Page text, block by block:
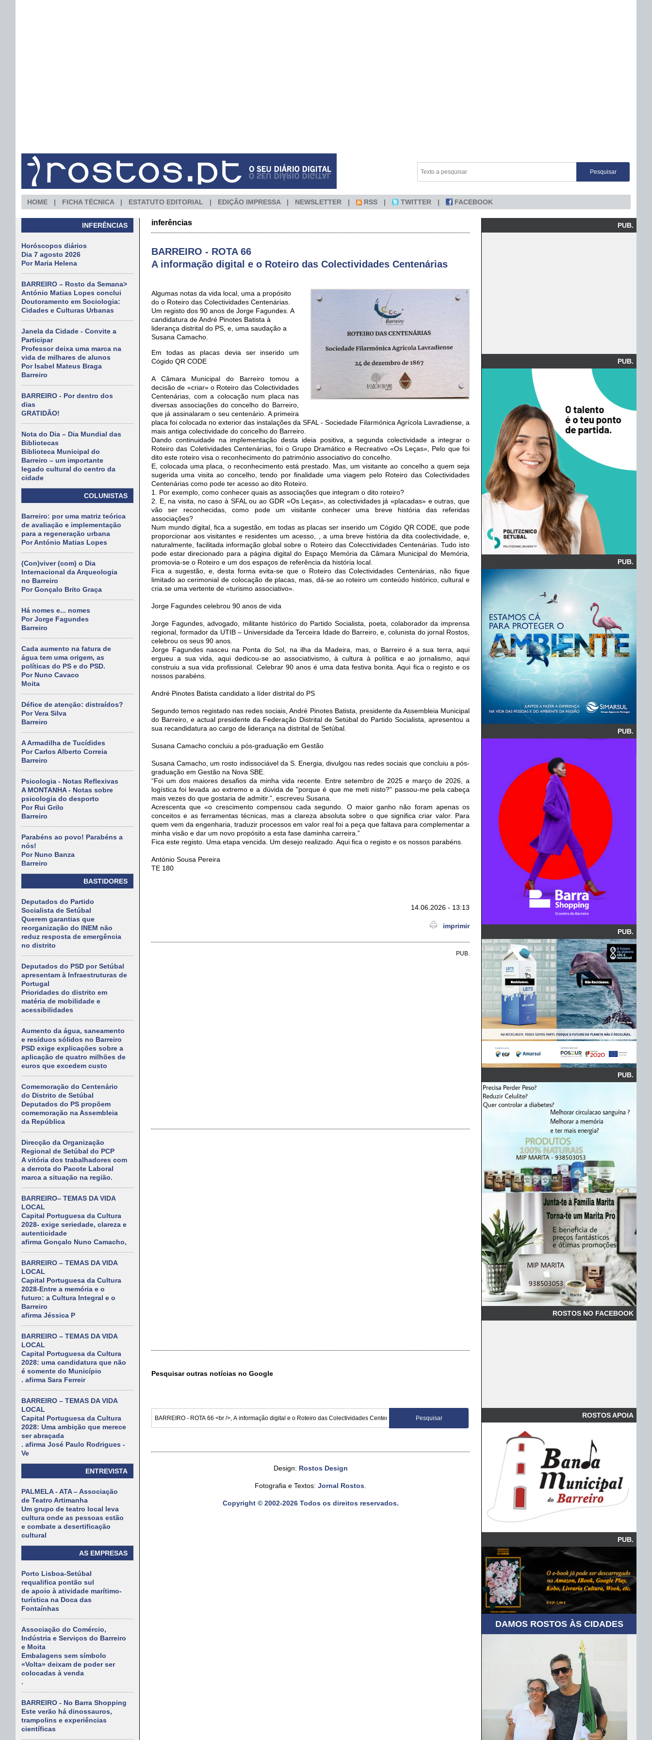
HOME FICHA TÉCNICA ESTATUTO EDITORIAL EDIÇÃO IMPRESSA NEWSLETTER RSS TWITTER FACEBOOK
INFERÊNCIAS
Horóscopos diários
Dia 7 agosto 2026
Por Maria Helena
BARREIRO – Rosto da Semana>
António Matias Lopes conclui
Doutoramento em Sociologia:
Cidades e Culturas Urbanas
Janela da Cidade - Convite a
Participar
Professor deixa uma marca na
vida de milhares de alunos
Por Isabel Mateus Braga
Barreiro
BARREIRO - Por dentro dos
dias
GRATIDÃO!
Nota do Dia – Dia Mundial das
Bibliotecas
Biblioteca Municipal do
Barreiro – um importante
legado cultural do centro da
cidade
COLUNISTAS
Barreiro: por uma matriz teórica
de avaliação e implementação
para a regeneração urbana
Por António Matias Lopes
(Con)viver (com) o Dia
Internacional da Arqueologia
no Barreiro
Por Gonçalo Brito Graça
Há nomes e... nomes
Por Jorge Fagundes
Barreiro
Cada aumento na fatura de
água tem uma origem, as
políticas do PS e do PSD.
Por Nuno Cavaco
Moita
Défice de atenção: distraídos?
Por Vera Silva
Barreiro
A Armadilha de Tucídides
Por Carlos Alberto Correia
Barreiro
Psicologia - Notas Reflexivas
A MONTANHA - Notas sobre
psicologia do desporto
Por Rui Grilo
Barreiro
Parabéns ao povo! Parabéns a
nós!
Por Nuno Banza
Barreiro
BASTIDORES
Deputados do Partido
Socialista de Setúbal
Querem garantias que
reorganização do INEM não
reduz resposta de emergência
no distrito
Deputados do PSD por Setúbal
apresentam à Infraestruturas de
Portugal
Prioridades do distrito em
matéria de mobilidade e
acessibilidades
Aumento da água, saneamento
e resíduos sólidos no Barreiro
PSD exige explicações sobre a
aplicação de quatro milhões de
euros que excedem custo
Comemoração do Centenário
do Distrito de Setúbal
Deputados do PS propõem
comemoração na Assembleia
da República
Direcção da Organização
Regional de Setúbal do PCP
A vitória dos trabalhadores com
a derrota do Pacote Laboral
marca a situação na região.
BARREIRO– TEMAS DA VIDA
LOCAL
Capital Portuguesa da Cultura
2028- exige seriedade, clareza e
autenticidade
afirma Gonçalo Nuno Camacho,
BARREIRO – TEMAS DA VIDA
LOCAL
Capital Portuguesa da Cultura
2028-Entre a memória e o
futuro: a Cultura Integral e o
Barreiro
afirma Jéssica P
BARREIRO – TEMAS DA VIDA
LOCAL
Capital Portuguesa da Cultura
2028: uma candidatura que não
é somente do Município
. afirma Sara Ferreir
BARREIRO – TEMAS DA VIDA
LOCAL
Capital Portuguesa da Cultura
2028: Uma ambição que merece
ser abraçada
. afirma José Paulo Rodrigues -
Ve
ENTREVISTA
PALMELA - ATA – Associação
de Teatro Artimanha
Um grupo de teatro local leva
cultura onde as pessoas estão
e combate a desertificação
cultural
AS EMPRESAS
Porto Lisboa-Setúbal
requalifica pontão sul
de apoio à atividade marítimo-
turística na Doca das
Fontaínhas
Associação do Comércio,
Indústria e Serviços do Barreiro
e Moita
Embalagens sem símbolo
«Volta» deixam de poder ser
colocadas à venda
.
BARREIRO - No Barra Shopping
Este verão há dinossauros,
trampolins e experiências
científicas
inferências
BARREIRO - ROTA 66
A informação digital e o Roteiro das Colectividades Centenárias
Algumas notas da vida local, uma a propósito
do o Roteiro das Colectividades Centenárias.
Um registo dos 90 anos de Jorge Fagundes. A
candidatura de André Pinotes Batista à
liderança distrital do PS, e, uma saudação a
Susana Camacho.
Em todas as placas devia ser inserido um
Cógido QR CODE
A Câmara Municipal do Barreiro tomou a
decisão de «criar» o Roteiro das Colectividades
Centenárias, com a colocação num placa nas
diversas associações do concelho do Barreiro,
que já assinalaram o seu centenário. A primeira
placa foi colocada no exterior das instalações da SFAL - Sociedade Filarmónica Agrícola Lavradiense, a
mais antiga colectividade do concelho do Barreiro.
Dando continuidade na implementação desta ideia positiva, a segunda colectividade a integrar o
Roteiro das Coletividades Centenárias, foi o Grupo Dramático e Recreativo «Os Leças», Pelo que foi
dito este roteiro visa o reconhecimento do património associativo do concelho.
E, colocada uma placa, o reconhecimento está prestado. Mas, um visitante ao concelho a quem seja
sugerida uma visita ao concelho, tendo por finalidade uma viagem pelo Roteiro das Colectividades
Centenárias como pode ter acesso ao dito Roteiro.
1. Por exemplo, como conhecer quais as associações que integram o dito roteiro?
2. E, na visita, no caso à SFAL ou ao GDR «Os Leças», as colectividades já «placadas» e outras, que
vão ser reconhecidas, como pode um visitante conhecer uma breve história das referidas
associações?
Num mundo digital, fica a sugestão, em todas as placas ser inserido um Cógido QR CODE, que pode
proporcionar aos visitantes e residentes um acesso, , a uma breve história da dita coolectividade, e,
naturalmente, facilitada informação global sobre o Roteiro das Colecctividades Centenárias. Tudo isto
pode estar direcionado para a página digital do Espaço Memória da Câmara Municipal do Memória,
promovia-se o Roteiro e um dos espaços de referência da história local.
Fica a sugestão, e, desta forma evita-se que o Roteiro das Colectividades Centenárias, não fique
limitado ao cerimonial de colocação de placas, mas, dá-se ao roteiro um conteúdo histórico, cultural e
cria.se uma vertente de «turismo associativo».
Jorge Fagundes celebrou 90 anos de vida
Jorge Fagundes, advogado, militante histórico do Partido Socialista, poeta, colaborador da imprensa
regional, formador da UTIB – Universidade da Terceira Idade do Barreiro, e, colunista do jornal Rostos,
celebrou os seus 90 anos.
Jorge Fagundes nasceu na Ponta do Sol, na ilha da Madeira, mas, o Barreiro é a sua terra, aqui
ergueu a sua vida, aqui dedicou-se ao associativismo, à cultura à política e ao jornalismo, aqui
construiu a sua vida profissional. Celebrar 90 anos é uma data festiva bonita. Aqui fica o registo e os
nossos parabéns.
André Pinotes Batista candidato a líder distrital do PS
Segundo temos registado nas redes sociais, André Pinotes Batista, presidente da Assembleia Municipal
do Barreiro, e actual presidente da Federação Distrital de Setúbal do Partido Socialista, apresentou a
sua recandidatura ao cargo de liderança na distrital de Setúbal.
Susana Camacho concluiu a pós-graduação em Gestão
Susana Camacho, um rosto indissociável da S. Energia, divulgou nas redes sociais que concluiu a pós-
graduação em Gestão na Nova SBE.
“Foi um dos maiores desafios da minha vida recente. Entre setembro de 2025 e março de 2026, a
logística foi levada ao extremo e a dúvida de "porque é que me meti nisto?" passou-me pela cabeça
mais vezes do que gostaria de admitir.”, escreveu Susana.
Acrescenta que «o crescimento compensou cada segundo. O maior ganho não foram apenas os
conceitos e as ferramentas técnicas, mas a clareza absoluta sobre o que significa criar valor. Para
quem vem da engenharia, traduzir processos em valor real foi a peça que faltava para complementar a
minha visão e dar um novo propósito a esta fase daminha carreira.”
Fica este registo. Uma etapa vencida. Um desejo realizado. Aqui fica o registo e os nossos parabéns.
António Sousa Pereira
TE 180
14.06.2026 - 13:13
imprimir
PUB.
Pesquisar outras notícias no Google
Design: Rostos Design
Fotografia e Textos: Jornal Rostos
Copyright © 2002-2026 Todos os direitos reservados.
PUB.
PUB.
PUB.
PUB.
PUB.
PUB.
ROSTOS NO FACEBOOK
ROSTOS APOIA
PUB.
DAMOS ROSTOS ÀS CIDADES